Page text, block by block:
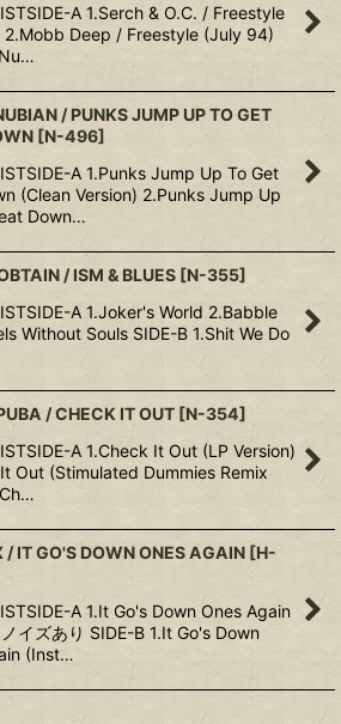
A 1.Serch & O.C. / Freestyle
2.Mobb Deep / Freestyle (July 94)
/ PUNKS JUMP UP TO GET
[N-496]
A 1.Punks Jump Up To Get
(Clean Version) 2.Punks Jump Up
Down…
/ ISM & BLUES [N-355]
A 1.Joker's World 2.Babble
Without Souls SIDE-B 1.Shit We Do
/ CHECK IT OUT [N-354]
A 1.Check It Out (LP Version)
Out (Stimulated Dummies Remix
/ IT GO'S DOWN ONES AGAIN [H-
A 1.It Go's Down Ones Again
イズあり SIDE-B 1.It Go's Down
(Inst…